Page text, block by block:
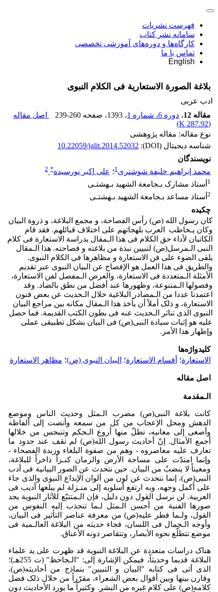
فهرست نشریات
سامانه نشر کتاب
کارگاه‌ها و دوره‌های آموزشی تخصصی
تماس با ما
English
بلاغة الصورة الاستعاریة فی الکلام النبوی
ادب عربی
مقاله 12
، دوره 6، شماره 1 ، 1393 ، صفحه 239-260
اصل مقاله
(
287.92 K
)
نوع مقاله: مقاله پژوهشی
شناسه دیجیتال (DOI):
10.22059/jalit.2014.52032
نویسندگان
محمد إبراهیم خلیفة شوشتری1؛ علی اکبر نورسیده*
2
1 أستاذ مشارک بـجامعة الشهید بـهشتـی
2 أستاذ مساعد بـجامعة الشهید بـهشتـی
چکیده
کان رسول الله (ص) رأس الفصاحة، و مجمع البلاغة، و ذروة البیان
وکان یـخاطب العرب بلهجاتهم علی اختلاف قبائلهم. فقد قام
الکاتبان لأداء حق الکلام فی هذا الـمقال بدراسة الاستعارة فی کلام
النبی الـمرسل(ص) لتبیین نبذة من بلاغته و فصاحته. هذا الـمقال
یلقی الضوء علی فن الاستعارة و مظاهرها فی الکلام النبوی.
والطریق فی هذا العمل هو الإفصاح عن البیان النبوی عبر تقدیم
الأمثلة الـمتعددة فی الاستعارة، والعرض الـمفصل لفن الاستعارة،
وفصولها الـمتنوعة، وظهورها عند أفضل من نطق بالضاد. وقد
اعتمدنا عددا من الـمصادر البلاغیة خلال الـحدیث عن بعض فنون
الاستعارة، و ذلک أملاً أن یأخذ هذا الـمقال مکانه بین مراجع البیان
النبوی الذی تناثر الـحدیث عنه فی بطون الکتب القدیمة. فما حصل
علیه هو إثبات سیادة النبی(ص) فی البیان بشکل تطبیقی عملی
وإظهار هذا الأمر.
کلیدواژه‌ها
الاستعارة؛ أقسام الاستعارة؛ البیان النبوی (ص)؛ مظاهر الاستعارة
اصل مقاله
الـمقدمة
کانت بلاغة النبی(ص) مضرب الـمثل وحدیث الناس وموضع
الدهش ومحل الإعجاب من کل من سمعه وأنصت إلی ألفاظه
وأصغی إلی معانیه، تطلّ منها أروع الـحکم وتنبجس من خلالها
أجمع الأمثال. إنّ أحادیث رسول الله(ص) لم تقف عند حدود ما
تعارف علیه معاصروه - وهم من صفوة البلغاء وزبدة الفصحاء -
وإنما امتدّت علی مساحة الأرض والزمان کنـزاً ذاخراً للبلاغة،
ومعیناً لا ینضبُ من البیان. حین نتحدث عن الصور البیانیة فی أدب
النبی(ص)، إنما نتحدث عن لون من ألوان الإبداع النبوی والذی جاء
علی أکمل وجهه، وبه ارتفع أسلوبه إلی منـزلة لم یبلغها أدیب فی
العربیة. لن نرسل القول دون دلیل، فإن الـمتتبّع للآثار النبویة یجد
صورها الفنیة من أحسن الـمثل لـما تنجذب إلیه النفوس من
القول، ولـما فطر علیه(ص) من معرفة عناصر التأثیر فی البیان،
وأوجه الـجمال فی اللسان، فجاء حدیثه من البلاغة العالـمیة فی
موضع تتطلّع نحوه الأبصار، وتتقاصر دونه الأعناق.
هناک دراسات متعددة عن البلاغة النبویة قد ظهرت علی ید علماء
البلاغة قدیما وحدیثاً، فیمکن الإشارة إلی: "الـجاحظ" (ت 255هـ)؛
الذی أتی فی کتابه "البیان و التبیین" بنماذج من أحادیثه(ص)،
وقارن بینها وبین أقوال بعض الشعراء، مقرّراً من خلال ذلک فضل
کلامه(ص) علی کلام غیره من البشر. وکثیراً ما یورد الأحادیث دون